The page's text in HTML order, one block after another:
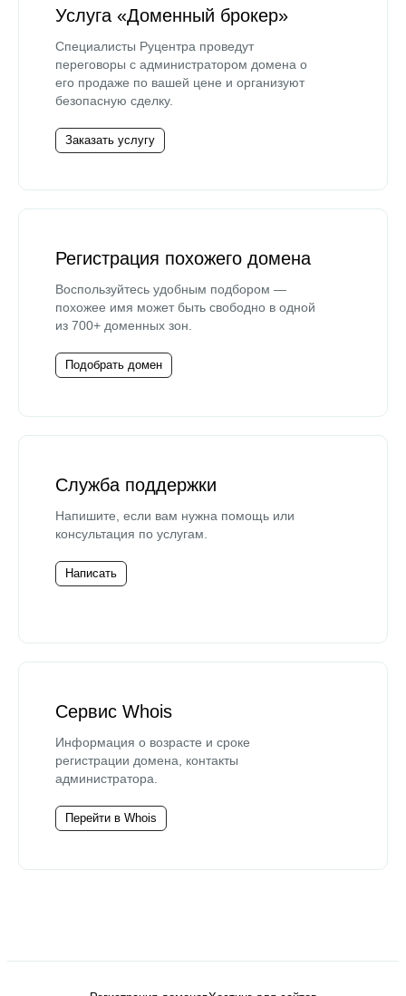
Услуга «Доменный брокер»
Специалисты Руцентра проведут
переговоры с администратором домена о
его продаже по вашей цене и организуют
безопасную сделку.
Заказать услугу
Регистрация похожего домена
Воспользуйтесь удобным подбором —
похожее имя может быть свободно в одной
из 700+ доменных зон.
Подобрать домен
Служба поддержки
Напишите, если вам нужна помощь или
консультация по услугам.
Написать
Сервис Whois
Информация о возрасте и сроке
регистрации домена, контакты
администратора.
Перейти в Whois